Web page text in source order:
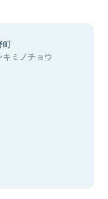
町
ミノチョウ